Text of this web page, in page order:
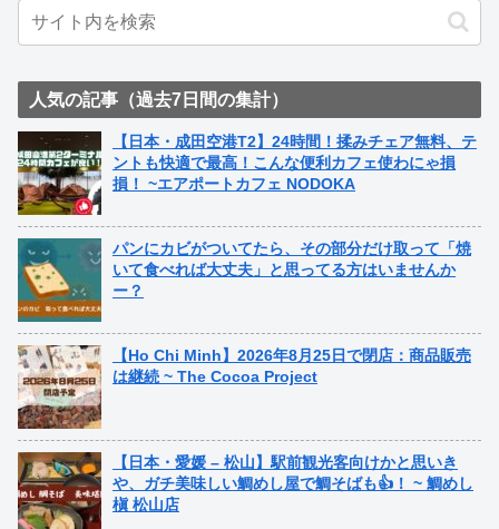
人気の記事（過去7日間の集計）
【日本・成田空港T2】24時間！揉みチェア無料、テ
ントも快適で最高！こんな便利カフェ使わにゃ損
損！ ~エアポートカフェ NODOKA
パンにカビがついてたら、その部分だけ取って「焼
いて食べれば大丈夫」と思ってる方はいませんか
ー？
【Ho Chi Minh】2026年8月25日で閉店：商品販売
は継続 ~ The Cocoa Project
【日本・愛媛 – 松山】駅前観光客向けかと思いき
や、ガチ美味しい鯛めし屋で鯛そばも👍！ ~ 鯛めし
槇 松山店